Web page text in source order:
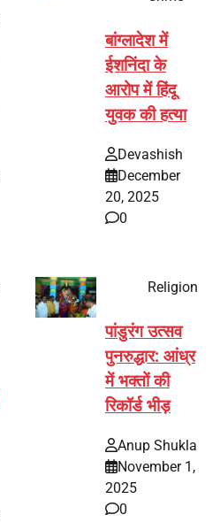
बांग्लादेश में
ईशनिंदा के
आरोप में हिंदू
युवक की हत्या
Devashish
December
20, 2025
0
Religion
पांडुरंग उत्सव
पुनरुद्धार: आंध्र
में भक्तों की
रिकॉर्ड भीड़
Anup Shukla
November 1,
2025
0